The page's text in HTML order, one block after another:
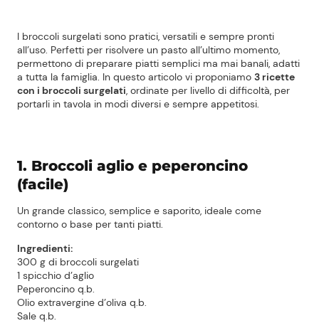
I broccoli surgelati sono pratici, versatili e sempre pronti
all’uso. Perfetti per risolvere un pasto all’ultimo momento,
permettono di preparare piatti semplici ma mai banali, adatti
a tutta la famiglia. In questo articolo vi proponiamo 3 ricette
con i broccoli surgelati, ordinate per livello di difficoltà, per
portarli in tavola in modi diversi e sempre appetitosi.
1. Broccoli aglio e peperoncino
(facile)
Un grande classico, semplice e saporito, ideale come
contorno o base per tanti piatti.
Ingredienti:
300 g di broccoli surgelati
1 spicchio d’aglio
Peperoncino q.b.
Olio extravergine d’oliva q.b.
Sale q.b.